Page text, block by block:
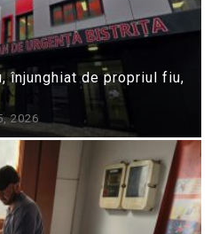
înjunghiat de propriul fiu,
2026